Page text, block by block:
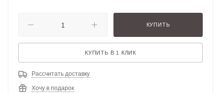
КУПИТЬ
КУПИТЬ В 1 КЛИК
Рассчитать доставку
Хочу в подарок